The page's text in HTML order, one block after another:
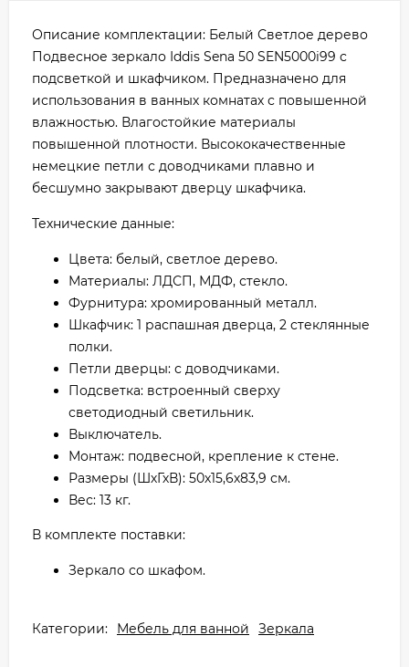
Описание комплектации: Белый Светлое дерево
Подвесное зеркало Iddis Sena 50 SEN5000i99 с
подсветкой и шкафчиком. Предназначено для
использования в ванных комнатах с повышенной
влажностью. Влагостойкие материалы
повышенной плотности. Высококачественные
немецкие петли с доводчиками плавно и
бесшумно закрывают дверцу шкафчика.
Технические данные:
Цвета: белый, светлое дерево.
Материалы: ЛДСП, МДФ, стекло.
Фурнитура: хромированный металл.
Шкафчик: 1 распашная дверца, 2 стеклянные
полки.
Петли дверцы: с доводчиками.
Подсветка: встроенный сверху
светодиодный светильник.
Выключатель.
Монтаж: подвесной, крепление к стене.
Размеры (ШхГхВ): 50х15,6х83,9 см.
Вес: 13 кг.
В комплекте поставки:
Зеркало со шкафом.
Категории: Мебель для ванной Зеркала